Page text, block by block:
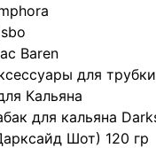
Baren
для трубки
Кальяна
для кальяна
Шот) 120 гр